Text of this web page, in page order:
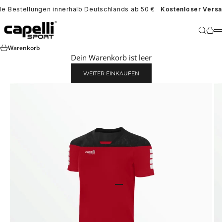
Zum Inhalt springen
Bestellungen innerhalb Deutschlands ab 50 € Kostenloser
Capelli Sport Europe
Suche
Warenkorb
Dein Warenkorb ist leer
WEITER EINKAUFEN
Gehe zu Element 1
Gehe zu Element 2
Gehe zu Element 3
Gehe zu Element 4
Gehe zu Element 5